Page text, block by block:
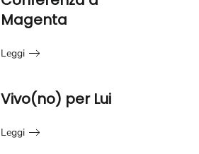
Magenta
Leggi
Vivo(no) per Lui
Leggi